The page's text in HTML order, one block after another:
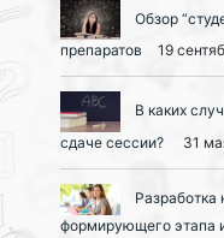
Обзор
препаратов
19
В каких
сдаче сессии?
31
Разработка
формирующего этапа